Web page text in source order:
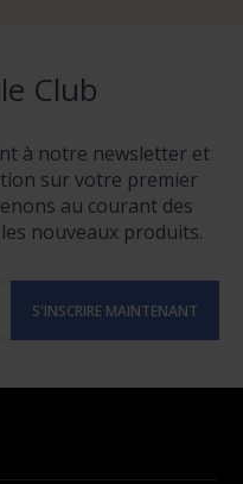
Club
à notre newsletter et
sur votre premier
au courant des
nouveaux produits.